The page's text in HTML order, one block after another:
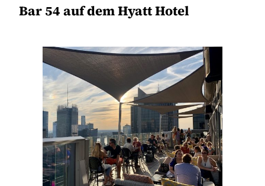
Bar 54 auf dem Hyatt Hotel